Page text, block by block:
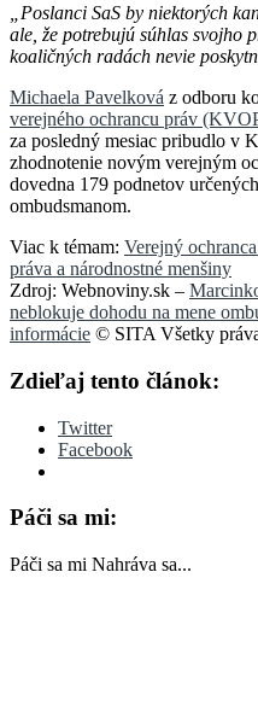
„Poslanci SaS by niektorých
ale, že potrebujú súhlas svojho
koaličných radách nevie
Michaela Pavelková z odboru
verejného ochrancu práv
za posledný mesiac pribudlo v
zhodnotenie novým verejným
dovedna 179 podnetov
ombudsmanom.
Viac k témam: Verejný
práva a národnostné menšiny
Zdroj: Webnoviny.sk –
neblokuje dohodu na mene
informácie © SITA Všetky
Zdieľaj tento článok:
Twitter
Facebook
Páči sa mi:
Páči sa mi Nahráva sa...